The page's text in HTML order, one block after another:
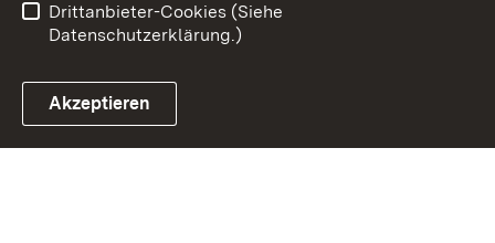
Drittanbieter-Cookies (Siehe
Datenschutzerklärung.)
Akzeptieren